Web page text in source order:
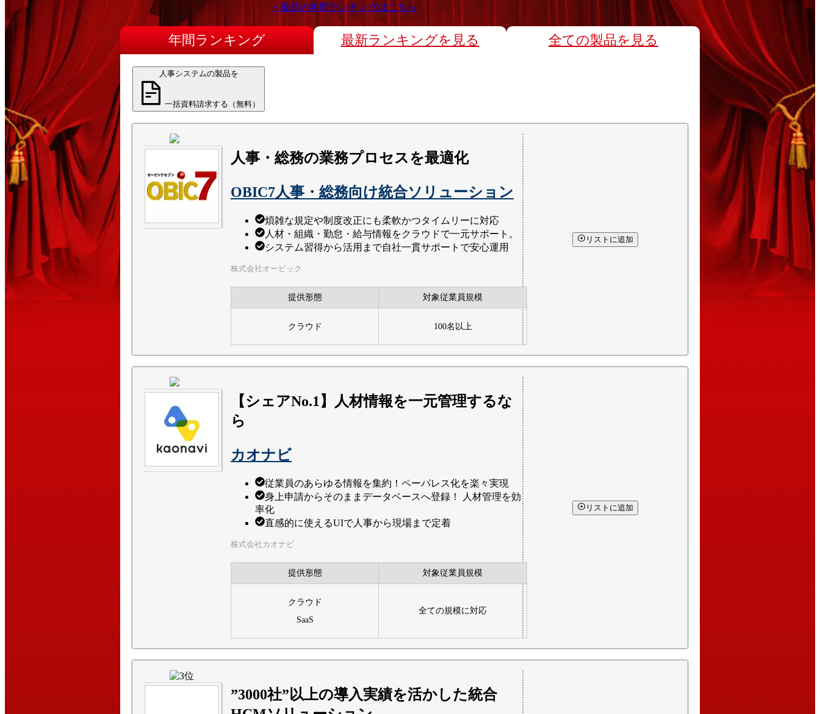
» 最新の年間ランキングはこちら
年間ランキング 最新ランキングを見る 全ての製品を見る
人事システムの製品を
一括資料請求する（無料）
人事・総務の業務プロセスを最適化
OBIC7人事・総務向け統合ソリューション
煩雑な規定や制度改正にも柔軟かつタイムリーに対応
人材・組織・勤怠・給与情報をクラウドで一元サポート。
システム習得から活用まで自社一貫サポートで安心運用
株式会社オービック
提供形態 対象従業員規模
クラウド 100名以上
リストに追加
【シェアNo.1】人材情報を一元管理するな
ら
カオナビ
従業員のあらゆる情報を集約！ペーパレス化を楽々実現
身上申請からそのままデータベースへ登録！ 人材管理を効
率化
直感的に使えるUIで人事から現場まで定着
株式会社カオナビ
提供形態 対象従業員規模
クラウド
SaaS
全ての規模に対応
リストに追加
”3000社”以上の導入実績を活かした統合